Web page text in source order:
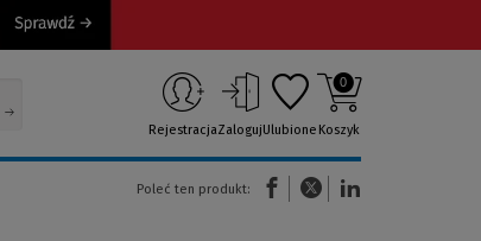
RejestracjaZalogujUlubione
0
Koszyk
Poleć ten produkt:
(Nowe okno)(Link do innej strony)